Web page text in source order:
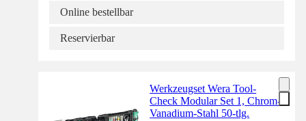
Online bestellbar
Reservierbar
Werkzeugset Wera Tool-
Check Modular Set 1, Chrom-
Vanadium-Stahl 50-tlg.